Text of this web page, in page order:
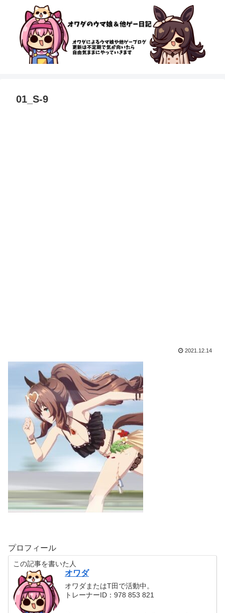
01_S-9
2021.12.14
プロフィール
この記事を書いた人
オワダ
オワダまたはT田で活動中。
トレーナーID：978 853 821